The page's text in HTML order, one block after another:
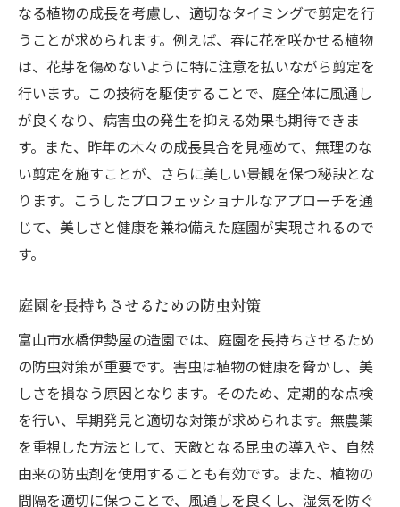
なる植物の成長を考慮し、適切なタイミングで剪定を行
うことが求められます。例えば、春に花を咲かせる植物
は、花芽を傷めないように特に注意を払いながら剪定を
行います。この技術を駆使することで、庭全体に風通し
が良くなり、病害虫の発生を抑える効果も期待できま
す。また、昨年の木々の成長具合を見極めて、無理のな
い剪定を施すことが、さらに美しい景観を保つ秘訣とな
ります。こうしたプロフェッショナルなアプローチを通
じて、美しさと健康を兼ね備えた庭園が実現されるので
す。
庭園を長持ちさせるための防虫対策
富山市水橋伊勢屋の造園では、庭園を長持ちさせるため
の防虫対策が重要です。害虫は植物の健康を脅かし、美
しさを損なう原因となります。そのため、定期的な点検
を行い、早期発見と適切な対策が求められます。無農薬
を重視した方法として、天敵となる昆虫の導入や、自然
由来の防虫剤を使用することも有効です。また、植物の
間隔を適切に保つことで、風通しを良くし、湿気を防ぐ